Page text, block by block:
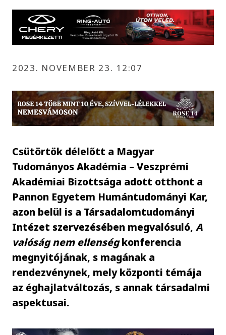
2023. NOVEMBER 23. 12:07
Csütörtök délelőtt a Magyar
Tudományos Akadémia – Veszprémi
Akadémiai Bizottsága adott otthont a
Pannon Egyetem Humántudományi Kar,
azon belül is a Társadalomtudományi
Intézet szervezésében megvalósuló,A
valóság nem ellenségkonferencia
megnyitójának, s magának a
rendezvénynek, mely központi témája
az éghajlatváltozás, s annak társadalmi
aspektusai.